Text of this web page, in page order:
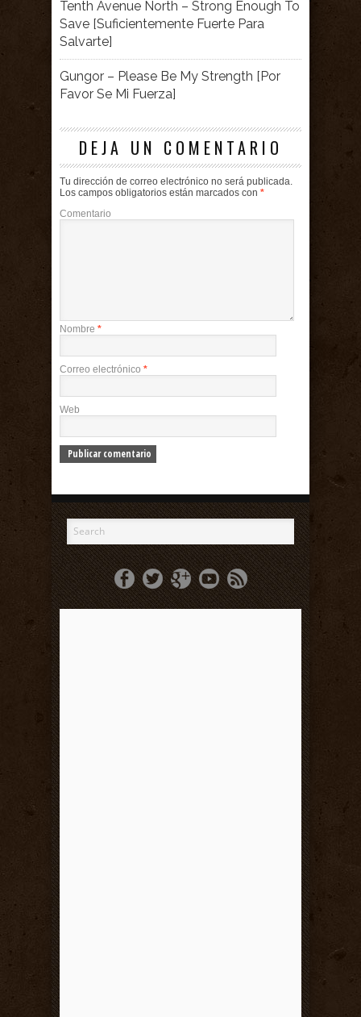
Tenth Avenue North – Strong Enough To
Save [Suficientemente Fuerte Para
Salvarte]
Gungor – Please Be My Strength [Por
Favor Se Mi Fuerza]
DEJA UN COMENTARIO
Tu dirección de correo electrónico no será publicada.
Los campos obligatorios están marcados con *
Comentario
Nombre *
Correo electrónico *
Web